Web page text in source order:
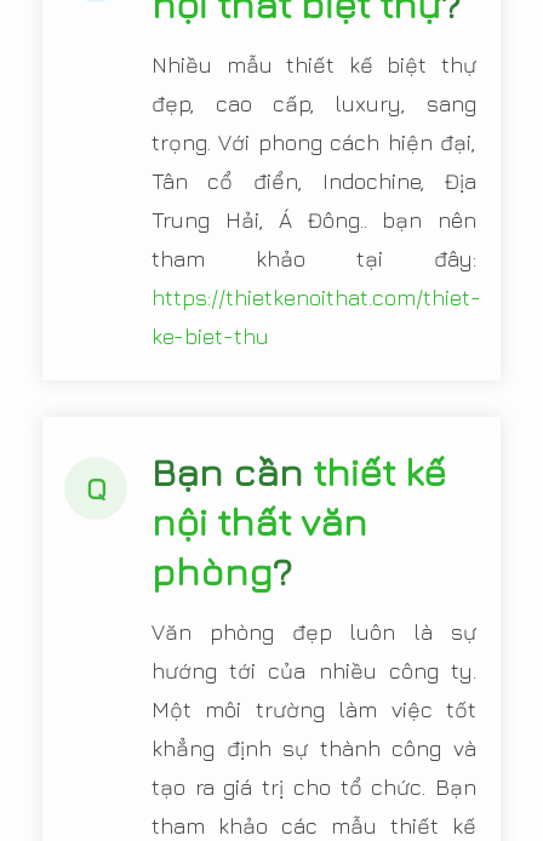
Nhiều mẫu thiết kế biệt thự
đẹp, cao cấp, luxury, sang
trọng. Với phong cách hiện đại,
Tân cổ điển, Indochine, Địa
Trung Hải, Á Đông.. bạn nên
tham khảo tại đây:
https://thietkenoithat.com/thiet-
ke-biet-thu
Q Bạn cần thiết kế
nội thất văn
phòng?
Văn phòng đẹp luôn là sự
hướng tới của nhiều công ty.
Một môi trường làm việc tốt
khẳng định sự thành công và
tạo ra giá trị cho tổ chức. Bạn
tham khảo các mẫu thiết kế